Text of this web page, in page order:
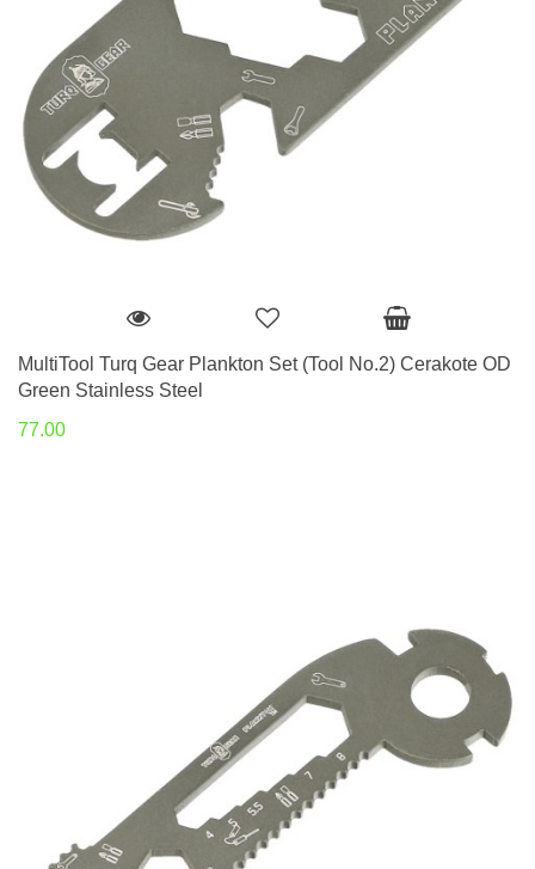
MultiTool Turq Gear Plankton Set (Tool No.2) Cerakote OD
Green Stainless Steel
77.00